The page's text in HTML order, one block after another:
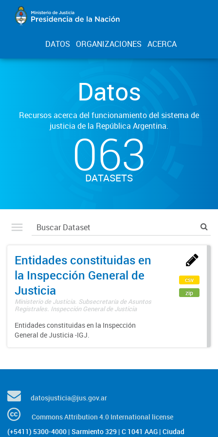
DATOS ORGANIZACIONES ACERCA
Datos
Recursos acerca del funcionamiento del sistema de
justicia de la República Argentina.
063
DATASETS
Entidades constituidas en
la Inspección General de
Justicia
Ministerio de Justicia. Subsecretaría de Asuntos
Registrales. Inspección General de Justicia
Entidades constituidas en la Inspección
General de Justicia -IGJ.
csv
zip
datosjusticia@jus.gov.ar
Commons Attribution 4.0 International license
(+5411) 5300-4000 | Sarmiento 329 | C 1041 AAG | Ciudad